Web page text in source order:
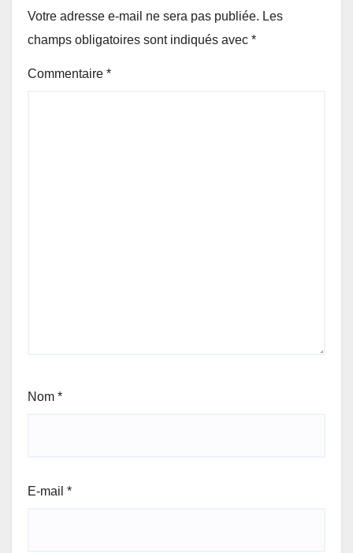
Votre adresse e-mail ne sera pas publiée. Les
champs obligatoires sont indiqués avec *
Commentaire *
Nom *
E-mail *